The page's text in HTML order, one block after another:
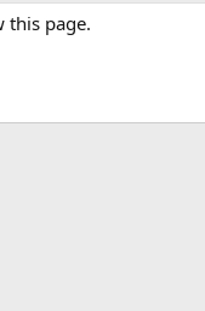
this page.